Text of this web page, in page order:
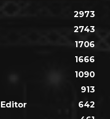
2973
2743
1706
1666
1090
913
642